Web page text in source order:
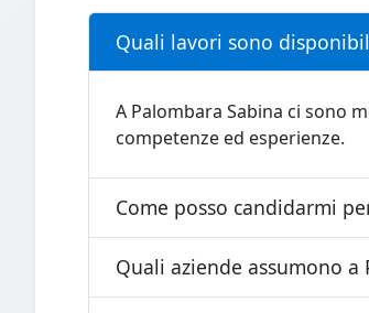
Quali lavori sono
A Palombara Sabina ci sono
competenze ed esperienze.
Come posso candidarmi
Quali aziende assumono a